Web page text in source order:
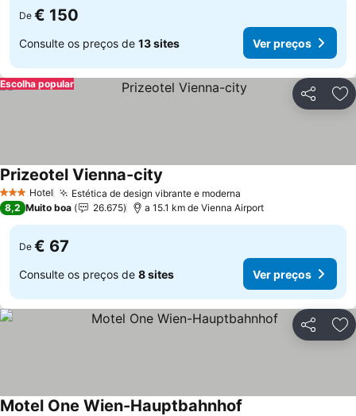
De € 150
Consulte os preços de 13 sites Ver preços
Partilhar
Escolha popular
3 EstrelasHotel Estética de design vibrante e moderna
Prizeotel Vienna-city
8,2 Muito boa 26.675 a 15.1 km de Vienna Airport
De € 67
Consulte os preços de 8 sites Ver preços
Partilhar
Motel One Wien-Hauptbahnhof